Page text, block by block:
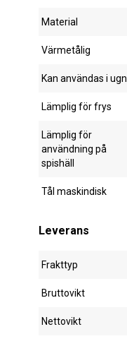
Material
Värmetålig
Kan användas i ugn
Lämplig för frys
Lämplig för
användning på
spishäll
Tål maskindisk
Leverans
Frakttyp
Bruttovikt
Nettovikt